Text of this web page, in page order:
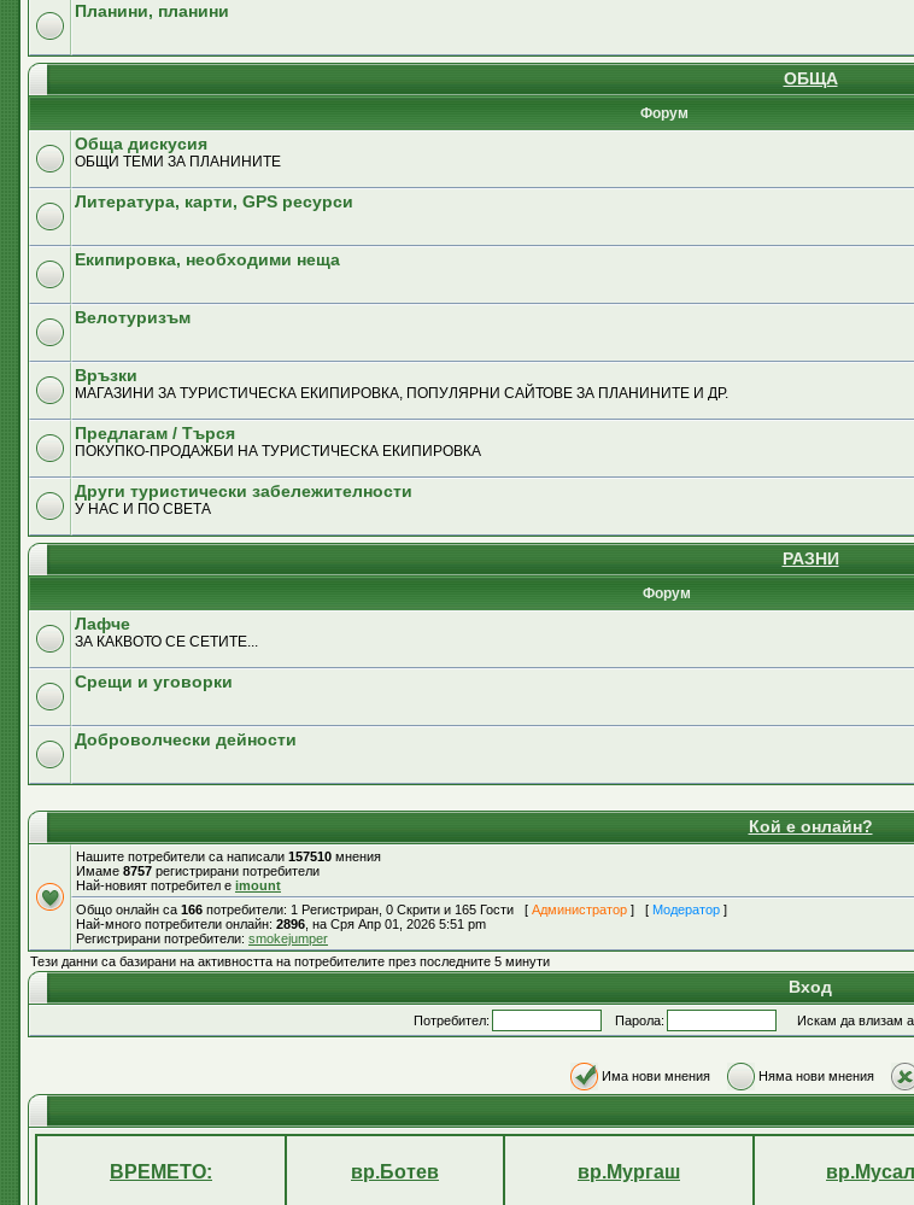
Планини, планини
ОБЩА
Форум
Обща дискусия
ОБЩИ ТЕМИ ЗА ПЛАНИНИТЕ
Литература, карти, GPS ресурси
Екипировка, необходими неща
Велотуризъм
Връзки
MАГАЗИНИ ЗА ТУРИСТИЧЕСКА ЕКИПИРОВКА, ПОПУЛЯРНИ САЙТОВЕ ЗА ПЛАНИНИТЕ И ДР.
Предлагам / Търся
ПОКУПКО-ПРОДАЖБИ НА ТУРИСТИЧЕСКА ЕКИПИРОВКА
Други туристически забележителности
У НАС И ПО СВЕТА
РАЗНИ
Форум
Лафче
ЗА КАКВОТО СЕ СЕТИТЕ...
Срещи и уговорки
Доброволчески дейности
Кой е онлайн?
Нашите потребители са написали 157510 мнения
Имаме 8757 регистрирани потребители
Най-новият потребител е imount
Общо онлайн са 166 потребители: 1 Регистриран, 0 Скрити и 165 Гости [ Администратор ] [ Модератор ]
Най-много потребители онлайн: 2896 , на Сря Апр 01, 2026 5:51 pm
Регистрирани потребители: smokejumper
Тези данни са базирани на активността на потребителите през последните 5 минути
Вход
Потребител: Парола: Искам да влизам
Има нови мнения Няма нови мнения
ВРЕМЕТО: вр.Ботев вр.Мургаш